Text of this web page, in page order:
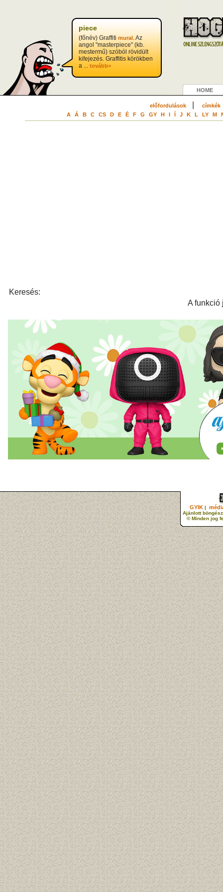
piece
(főnév) Graffiti mural. Az
angol "masterpiece" (kb.
mestermű) szóból rövidült
kifejezés. Graffitis körökben
a ... tovább>
HOME
előfordulások| címkék
A Á B C CS D E É F G GY H I Í J K L LY M
Keresés:
A funkció
GYIK |
Ajánlott
© Minden jog